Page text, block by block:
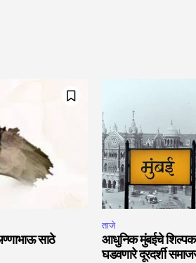
साठे
ताजे
आधुनिक मुंबईचे
घडवणारे दूरदर्शी